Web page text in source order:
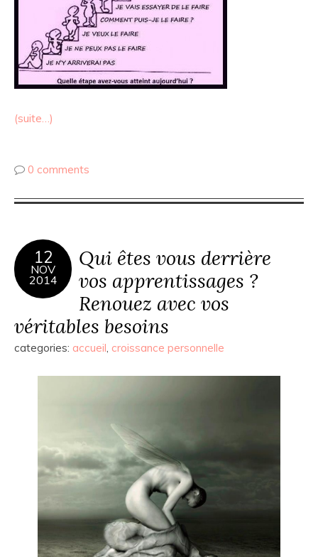
(suite…)
0 comments
12
NOV
2014
Qui êtes vous derrière
vos apprentissages ?
Renouez avec vos
véritables besoins
categories: accueil, croissance personnelle